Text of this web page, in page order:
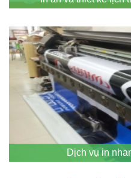
Dịch vụ in